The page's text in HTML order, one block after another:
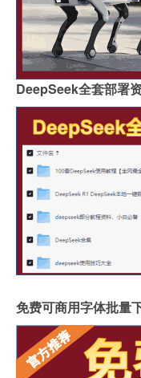
DeepSeek全套部署
免费可商用字体批量